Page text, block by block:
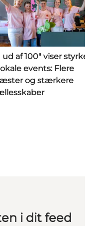
ud af 100" viser
events: Flere
og stærkere
i dit feed